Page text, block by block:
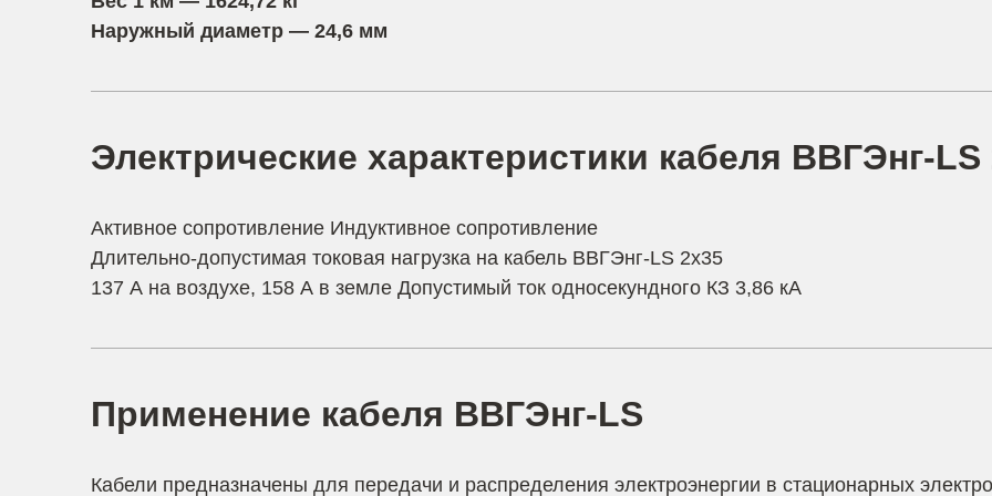
Наружный диаметр — 24,6 мм
Электрические характеристики кабеля ВВГЭнг-LS
Активное сопротивление Индуктивное сопротивление
Длительно-допустимая токовая нагрузка на кабель ВВГЭнг-LS 2х35
137 А на воздухе, 158 А в земле Допустимый ток односекундного КЗ 3,86 кА
Применение кабеля ВВГЭнг-LS
Кабели предназначены для передачи и распределения электроэнергии в стационарных